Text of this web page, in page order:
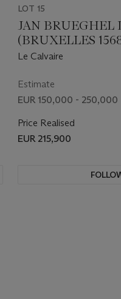
LOT 15
JAN BRUEGHEL
(BRUXELLES
ANVERS)
Le Calvaire
Estimate
EUR 150,000 - 250,000
Price Realised
EUR 215,900